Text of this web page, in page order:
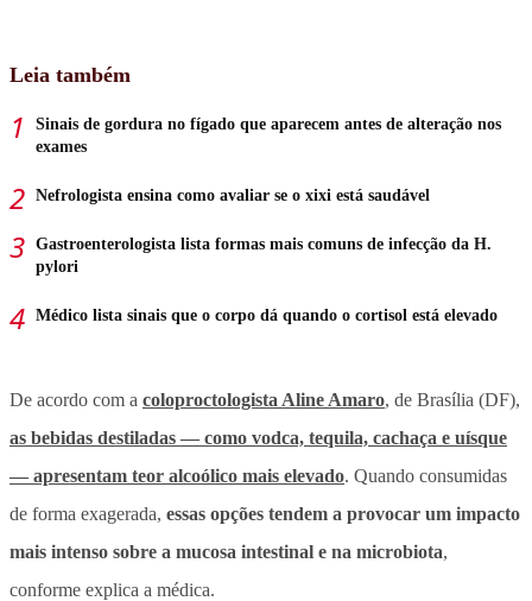
Leia também
Sinais de gordura no fígado que aparecem antes de alteração nos
exames
Nefrologista ensina como avaliar se o xixi está saudável
Gastroenterologista lista formas mais comuns de infecção da H.
pylori
Médico lista sinais que o corpo dá quando o cortisol está elevado
De acordo com a coloproctologista Aline Amaro, de Brasília (DF),
as bebidas destiladas — como vodca, tequila, cachaça e uísque
— apresentam teor alcoólico mais elevado. Quando consumidas
de forma exagerada, essas opções tendem a provocar um impacto
mais intenso sobre a mucosa intestinal e na microbiota,
conforme explica a médica.